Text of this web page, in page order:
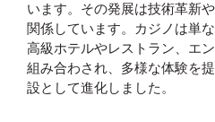
います。その発展は技術革新
関係しています。カジノは単
高級ホテルやレストラン、エ
組み合わされ、多様な体験を
設として進化しました。